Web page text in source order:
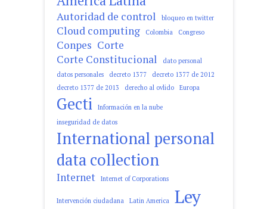
Autoridad de control bloqueo en twitter
Cloud computing Colombia Congreso
Conpes Corte
Corte Constitucional
dato personal
datos personales
decreto 1377
decreto 1377 de 2012
decreto 1377 de 2013
derecho al ovlido Europa
Gecti
Información en la nube
inseguridad de datos
International personal
data collection
Internet Internet of Corporations
Intervención ciudadana Latin America Ley